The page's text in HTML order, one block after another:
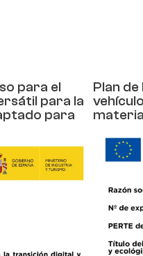
para el
para la
para
Plan